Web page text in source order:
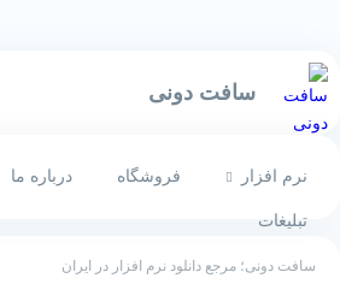
سافت دونی
نرم افزار فروشگاه درباره ما
تبلیغات
سافت دونی؛ مرجع دانلود نرم افزار در ایران